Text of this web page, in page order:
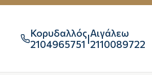
Κορυδαλλός
2104965751 |Αιγάλεω
2110089722